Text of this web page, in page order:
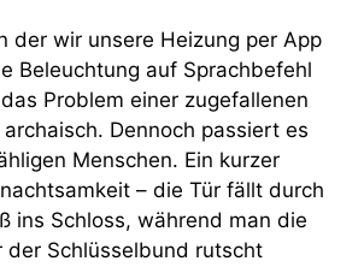
der wir unsere Heizung per App
Beleuchtung auf Sprachbefehl
Problem einer zugefallenen
Dennoch passiert es
Menschen. Ein kurzer
– die Tür fällt durch
ins Schloss, während man die
der Schlüsselbund rutscht